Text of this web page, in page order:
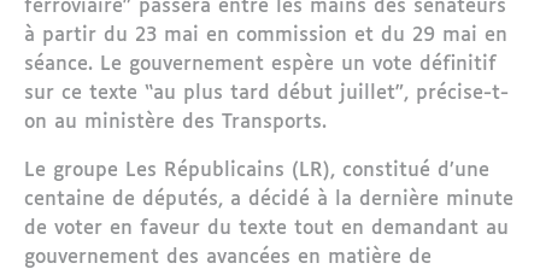
ferroviaire” passera entre les mains des sénateurs
à partir du 23 mai en commission et du 29 mai en
séance. Le gouvernement espère un vote définitif
sur ce texte “au plus tard début juillet”, précise-t-
on au ministère des Transports.
Le groupe Les Républicains (LR), constitué d’une
centaine de députés, a décidé à la dernière minute
de voter en faveur du texte tout en demandant au
gouvernement des avancées en matière de